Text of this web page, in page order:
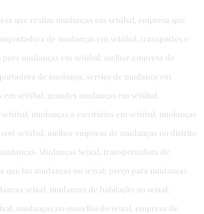
que realiza mudanças em setúbal, empresa que
de mudanças em setúbal, transportes e
mudanças em setúbal, melhor empresa de
de mudança, serviço de mudança em
setúbal, grandes mudanças em setúbal,
mudanças a escritórios em setúbal, mudanças
setúbal, melhor empresa de mudanças no distrito
Mudanças Seixal, transportadora de
que faz mudanças no seixal, preço para mudanças
seixal, mudanças de habitação no seixal,
mudanças no concelho do seixal, empresa de